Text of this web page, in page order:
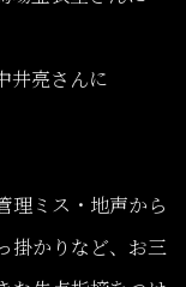
中井亮さんに
理ミス・地声から
掛かりなど、お三